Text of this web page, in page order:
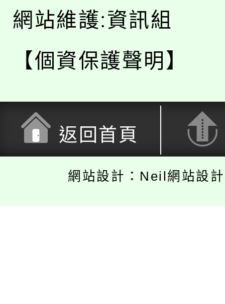
網站維護:資訊組
【個資保護聲明】
返回首頁
網站設計：Neil網站設